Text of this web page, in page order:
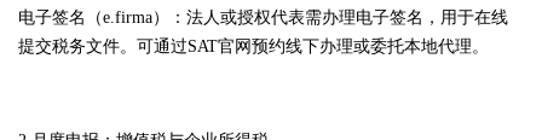
电子签名（e.firma）：法人或授权代表需办理电子签名，用于在线
提交税务文件。可通过SAT官网预约线下办理或委托本地代理。